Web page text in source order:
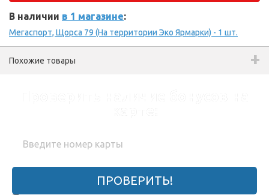
В наличии в 1 магазине:
Мегаспорт, Щорса 79 (На территории Эко Ярмарки) - 1 шт.
Похожие товары
ПРОВЕРИТЬ!